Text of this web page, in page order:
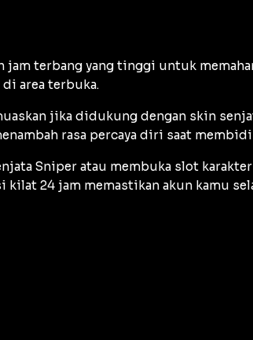
jam terbang yang tinggi untuk
area terbuka.
jika didukung dengan skin
rasa percaya diri saat
Sniper atau membuka slot
kilat 24 jam memastikan akun kamu